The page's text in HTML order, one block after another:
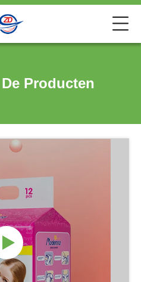
Producten